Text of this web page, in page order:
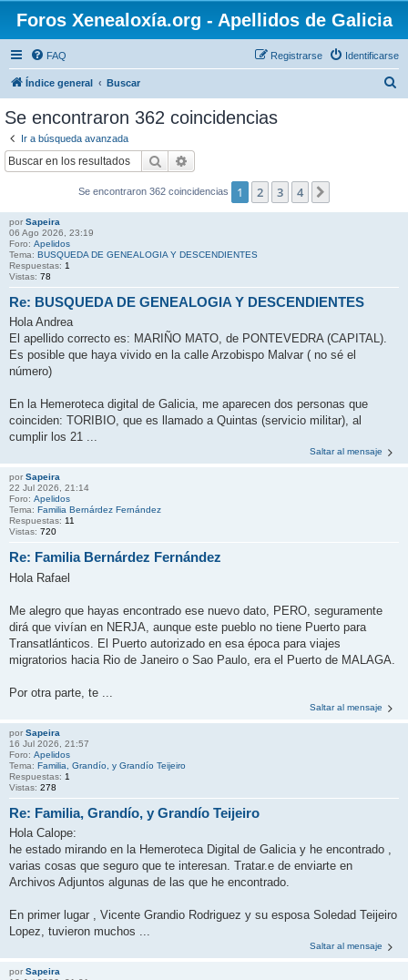
Foros Xenealoxía.org - Apellidos de Galicia
FAQ Identificarse
Registrarse
Índice general Buscar
Se encontraron 362 coincidencias
Ir a búsqueda avanzada
Buscar
Se encontraron 362 coincidencias 1 2 3 4
por Sapeira
06 Ago 2026, 23:19
Foro: Apelidos
Tema: BUSQUEDA DE GENEALOGIA Y DESCENDIENTES
Respuestas: 1
Vistas: 78
Re: BUSQUEDA DE GENEALOGIA Y DESCENDIENTES
Hola Andrea
El apellido correcto es: MARIÑO MATO, de PONTEVEDRA (CAPITAL).
Es posible que haya vivido en la calle Arzobispo Malvar ( no sé el
número)
En la Hemeroteca digital de Galicia, me aparecen dos personas que
coinciden: TORIBIO, que es llamado a Quintas (servicio militar), al
cumplir los 21 ...
Saltar al mensaje
por Sapeira
22 Jul 2026, 21:14
Foro: Apelidos
Tema: Familia Bernárdez Fernández
Respuestas: 11
Vistas: 720
Re: Familia Bernárdez Fernández
Hola Rafael
Me alegro que hayas encontrado ese nuevo dato, PERO, seguramente
dirá que vivían en NERJA, aunque este pueblo no tiene Puerto para
Transatlánticos. El Puerto autorizado en esa época para viajes
migratorios hacia Rio de Janeiro o Sao Paulo, era el Puerto de MALAGA.
Por otra parte, te ...
Saltar al mensaje
por Sapeira
16 Jul 2026, 21:57
Foro: Apelidos
Tema: Familia, Grandío, y Grandío Teijeiro
Respuestas: 1
Vistas: 278
Re: Familia, Grandío, y Grandío Teijeiro
Hola Calope:
he estado mirando en la Hemeroteca Digital de Galicia y he encontrado ,
varias cosas que seguro que te interesan. Tratar.e de enviarte en
Archivos Adjuntos algunas de las que he encontrado.
En primer lugar , Vicente Grandio Rodriguez y su esposa Soledad Teijeiro
Lopez, tuvieron muchos ...
Saltar al mensaje
por Sapeira